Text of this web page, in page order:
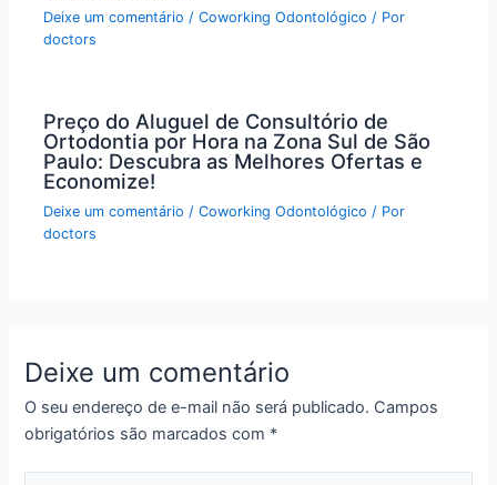
Deixe um comentário /Coworking Odontológico / Por
doctors
Preço do Aluguel de Consultório de
Ortodontia por Hora na Zona Sul de São
Paulo: Descubra as Melhores Ofertas e
Economize!
Deixe um comentário /Coworking Odontológico / Por
doctors
Deixe um comentário
O seu endereço de e-mail não será publicado. Campos
obrigatórios são marcados com *